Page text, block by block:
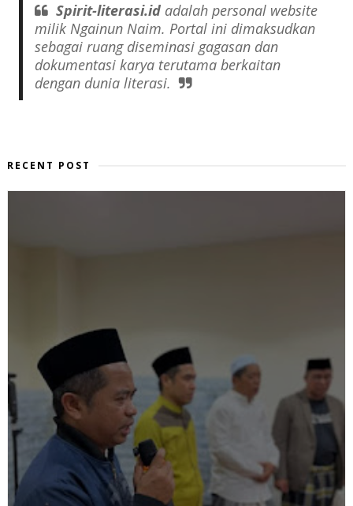
Spirit-literasi.idadalah personal website
milik Ngainun Naim. Portal ini dimaksudkan
sebagai ruang diseminasi gagasan dan
dokumentasi karya terutama berkaitan
dengan dunia literasi.
RECENT POST